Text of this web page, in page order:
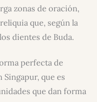
zonas de oración,
que, según la
dientes de Buda.
perfecta de
que es
que dan forma